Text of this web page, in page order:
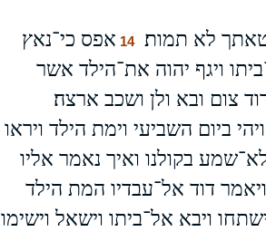
לא תמות׃ 14 אפס כי־נאץ
ויגף יהוה את־הילד אשר
צום ובא ולן ושכב ארצה׃
ויהי ביום השביעי וימת הילד ויראו
בקולנו ואיך נאמר אליו
דוד אל־עבדיו המת הילד
ויבא אל־ביתו וישאל וישימו